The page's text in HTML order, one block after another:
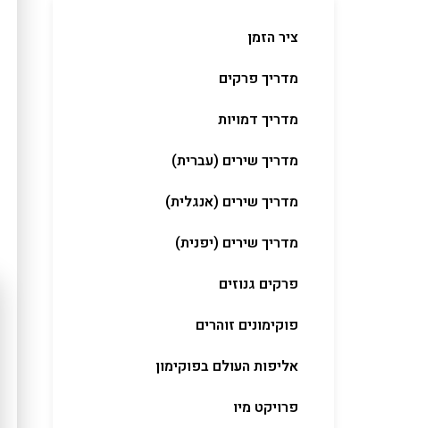
ציר הזמן
מדריך פרקים
מדריך דמויות
מדריך שירים (עברית)
מדריך שירים (אנגלית)
מדריך שירים (יפנית)
פרקים גנוזים
פוקימונים זוהרים
אליפות העולם בפוקימון
פרויקט מיו